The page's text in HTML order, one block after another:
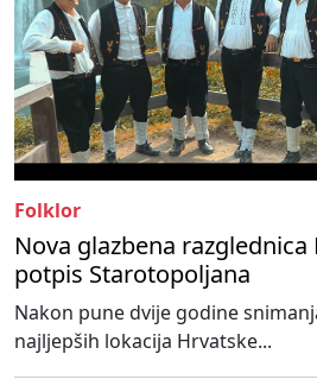
Folklor
Nova glazbena
potpis Starotopoljana
Nakon pune dvije godine
najljepših lokacija Hrvatske...